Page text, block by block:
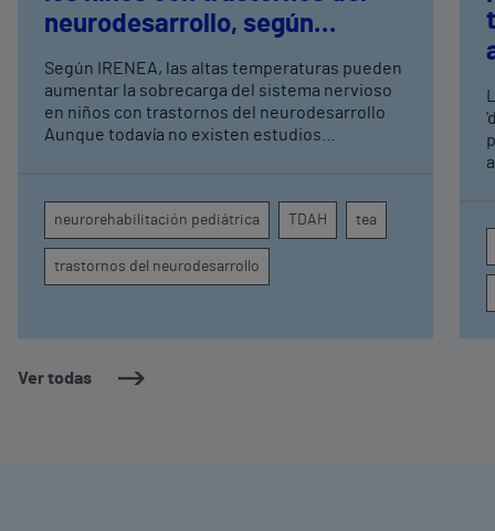
Ver todas
neurodesarrollo, según
expertos en
neurorrehabilitación
pediátrica de Vithas
Según IRENEA, las altas temperaturas pueden
aumentar la sobrecarga del sistema nervioso
en niños con trastornos del neurodesarrollo
Aunque todavía no existen estudios
atención, la regulación emocional y la
conducta
neurorehabilitación pediátrica TDAH tea
trastornos del neurodesarrollo